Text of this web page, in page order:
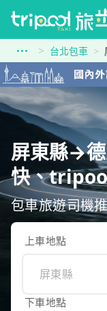
台北包車
屏東縣→
快、
包車旅遊司機
上車地點
下車地點